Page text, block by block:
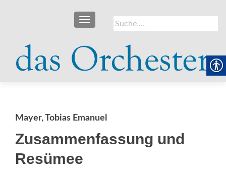
Suche
nach:
SCHALTE NAVIGATION
Mayer, Tobias Emanuel
Zusammenfassung und
Resümee